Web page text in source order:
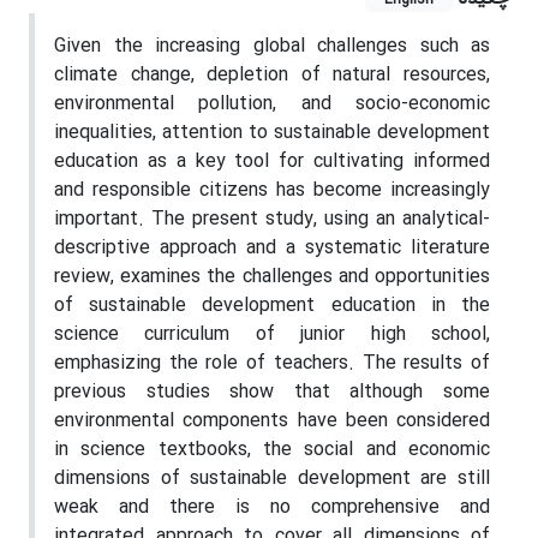
Given the increasing global challenges such as
climate change, depletion of natural resources,
environmental pollution, and socio-economic
inequalities, attention to sustainable development
education as a key tool for cultivating informed
and responsible citizens has become increasingly
important. The present study, using an analytical-
descriptive approach and a systematic literature
review, examines the challenges and opportunities
of sustainable development education in the
science curriculum of junior high school,
emphasizing the role of teachers. The results of
previous studies show that although some
environmental components have been considered
in science textbooks, the social and economic
dimensions of sustainable development are still
weak and there is no comprehensive and